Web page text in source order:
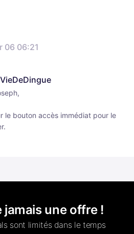
06 06:21
le bouton accès immédiat pour le
jamais une offre !
sont limités dans le temps